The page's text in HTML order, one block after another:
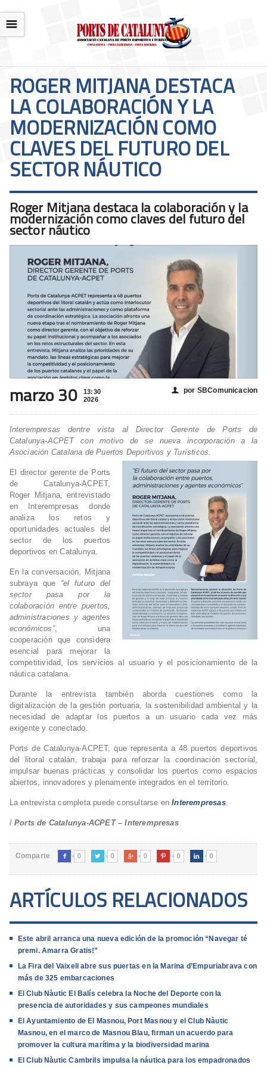
☰
ROGER MITJANA DESTACA
LA COLABORACIÓN Y LA
MODERNIZACIÓN COMO
CLAVES DEL FUTURO DEL
SECTOR NÁUTICO
Roger Mitjana destaca la colaboración y la
modernización como claves del futuro del
sector náutico
marzo 30
13:30
2026
👤 por SBComunicacion
Interempresas dentre vista al Director Gerente de Ports de
Catalunya-ACPET con motivo de se nueva incorporación a la
Asociación Catalana de Puertos Deportivos y Turísticos.
El director gerente de Ports
de Catalunya-ACPET,
Roger Mitjana, entrevistado
en Interempresas donde
analiza los retos y
oportunidades actuales del
sector de los puertos
deportivos en Catalunya.
En la conversación, Mitjana
subraya que “el futuro del
sector pasa por la
colaboración entre puertos,
administraciones y agentes
económicos”, una
cooperación que considera
esencial para mejorar la
competitividad, los servicios al usuario y el posicionamiento de la
náutica catalana.
Durante la entrevista también aborda cuestiones como la
digitalización de la gestión portuaria, la sostenibilidad ambiental y la
necesidad de adaptar los puertos a un usuario cada vez más
exigente y conectado.
Ports de Catalunya-ACPET, que representa a 48 puertos deportivos
del litoral catalán, trabaja para reforzar la coordinación sectorial,
impulsar buenas prácticas y consolidar los puertos como espacios
abiertos, innovadores y plenamente integrados en el territorio.
La entrevista completa puede consultarse enInterempresas.
/Ports de Catalunya-ACPET – Interempresas
Comparte  0  0  0  0  0
ARTÍCULOS RELACIONADOS
Este abril arranca una nueva edición de la promoción “Navegar té
premi. Amarra Gratis!”
La Fira del Vaixell abre sus puertas en la Marina d’Empuriabrava con
más de 325 embarcaciones
El Club Nàutic El Balís celebra la Noche del Deporte con la
presencia de autoridades y sus campeones mundiales
El Ayuntamiento de El Masnou, Port Masnou y el Club Nàutic
Masnou, en el marco de Masnou Blau, firman un acuerdo para
promover la cultura marítima y la biodiversidad marina
El Club Nàutic Cambrils impulsa la náutica para los empadronados